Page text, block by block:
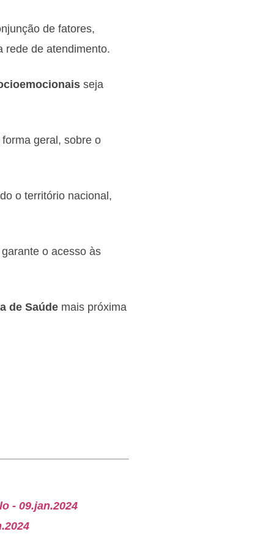
de fatores,
rede de atendimento.
seja
geral, sobre o
o território nacional,
o acesso às
de Saúde mais próxima
- 09.jan.2024